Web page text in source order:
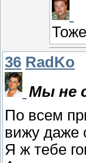
36 RadKo
Мы не
По всем
вижу даже
Я ж тебе